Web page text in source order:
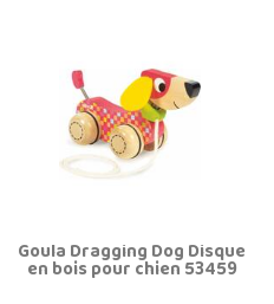
Goula Dragging Dog Disque
en bois pour chien 53459